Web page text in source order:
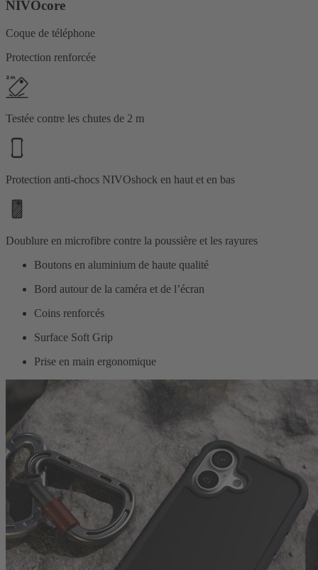
NIVOcore
Coque de téléphone
Protection renforcée
Testée contre les chutes de 2 m
Protection anti-chocs NIVOshock en haut et en bas
Doublure en microfibre contre la poussière et les rayures
Boutons en aluminium de haute qualité
Bord autour de la caméra et de l’écran
Coins renforcés
Surface Soft Grip
Prise en main ergonomique